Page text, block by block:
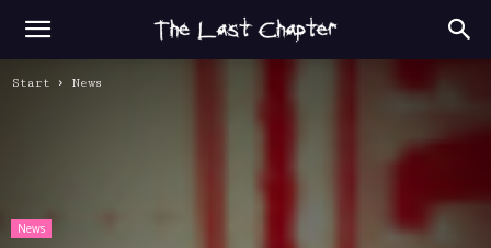
Start News
News